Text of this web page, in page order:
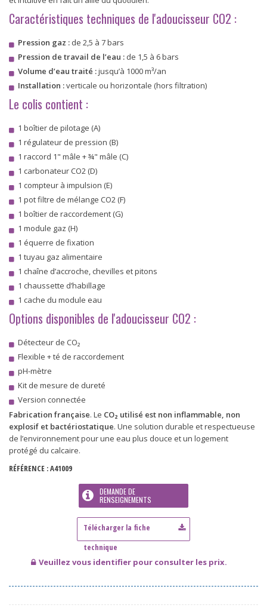
Caractéristiques techniques de l'adoucisseur CO2 :
Pression gaz : de 2,5 à 7 bars
Pression de travail de l’eau : de 1,5 à 6 bars
Volume d’eau traité :jusqu’à 1000 m³/an
Installation :verticale ou horizontale (hors filtration)
Le colis contient :
1 boîtier de pilotage (A)
1 régulateur de pression (B)
1 raccord 1" mâle + ¾" mâle (C)
1 carbonateur CO2 (D)
1 compteur à impulsion (E)
1 pot filtre de mélange CO2 (F)
1 boîtier de raccordement (G)
1 module gaz (H)
1 équerre de fixation
1 tuyau gaz alimentaire
1 chaîne d’accroche, chevilles et pitons
1 chaussette d’habillage
1 cache du module eau
Options disponibles de l'adoucisseur CO2 :
Détecteur de CO₂
Flexible + té de raccordement
pH-mètre
Kit de mesure de dureté
Version connectée
Fabrication française. Le CO₂ utilisé est non inflammable, non
explosif et bactériostatique. Une solution durable et respectueuse
de l’environnement pour une eau plus douce et un logement
protégé du calcaire.
RÉFÉRENCE :A41009
DEMANDE DE
RENSEIGNEMENTS
Veuillez vous identifier pour consulter les prix.